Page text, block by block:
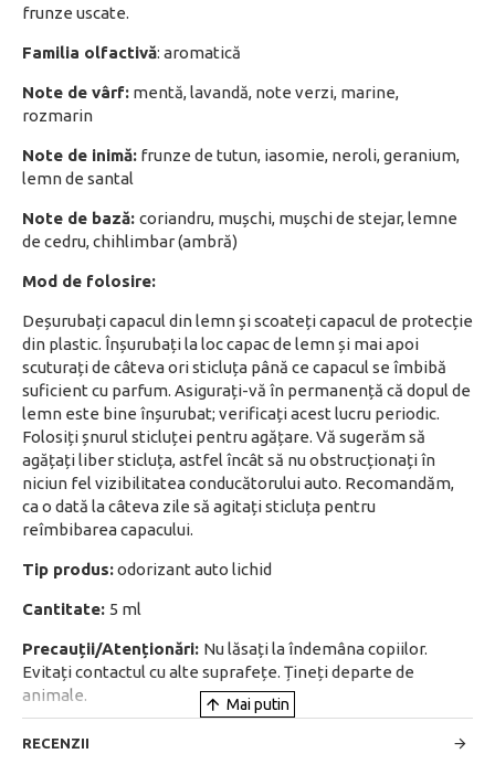
frunze uscate.
Familia olfactivă: aromatică
Note de vârf: mentă, lavandă, note verzi, marine,
rozmarin
Note de inimă: frunze de tutun, iasomie, neroli, geranium,
lemn de santal
Note de bază: coriandru, mușchi, mușchi de stejar, lemne
de cedru, chihlimbar (ambră)
Mod de folosire:
Deșurubați capacul din lemn și scoateți capacul de protecție
din plastic. Înșurubați la loc capac de lemn și mai apoi
scuturați de câteva ori sticluța până ce capacul se îmbibă
suficient cu parfum. Asigurați-vă în permanență că dopul de
lemn este bine înșurubat; verificați acest lucru periodic.
Folosiți șnurul sticluței pentru agățare. Vă sugerăm să
agățați liber sticluța, astfel încât să nu obstrucționați în
niciun fel vizibilitatea conducătorului auto. Recomandăm,
ca o dată la câteva zile să agitați sticluța pentru
reîmbibarea capacului.
Tip produs:odorizant auto lichid
Cantitate: 5 ml
Precauții/Atenționări: Nu lăsați la îndemâna copiilor.
Evitați contactul cu alte suprafețe. Țineți departe de
animale.
RECENZII